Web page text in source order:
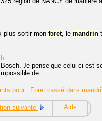
plus sortir mon foret, le mandrin
Je pense que celui-ci est
de...
pour : Foret cassé dans
suivante Aide